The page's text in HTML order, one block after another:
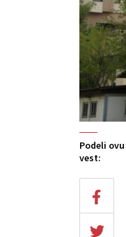
Podeli ovu
vest: